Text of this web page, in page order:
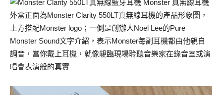
外盒正面為Monster Clarity 550LT真無線耳機的產品形象圖，
上方搭配Monster logo；一側是創辦人Noel Lee的Pure
Monster Sound文字介紹，表示Monster每副耳機都由他親自
調音，當你戴上耳機，就像親臨現場聆聽音樂家在錄音室或演
唱會表演般的真實